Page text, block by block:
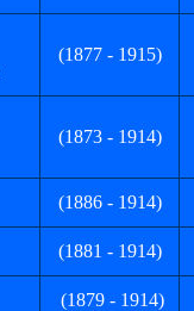
(1877 - 1915)
(1873 - 1914)
(1886 - 1914)
(1881 - 1914)
(1879 - 1914)